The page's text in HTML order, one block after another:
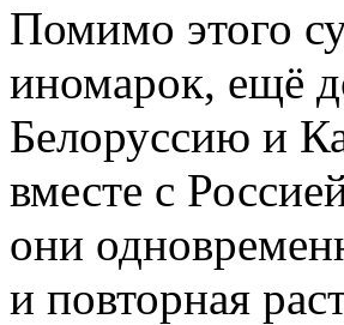
Помимо этого
иномарок, ещё
Белоруссию и
вместе с
они
и повторная